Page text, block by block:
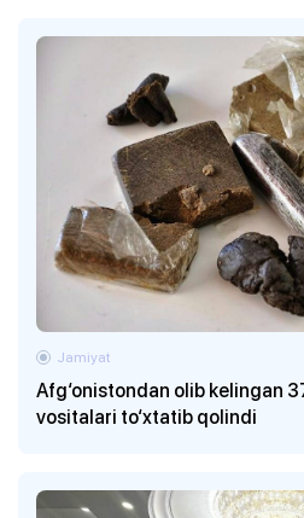
Afg‘onistondan olib kelingan
vositalari to‘xtatib qolindi
Jamiyat